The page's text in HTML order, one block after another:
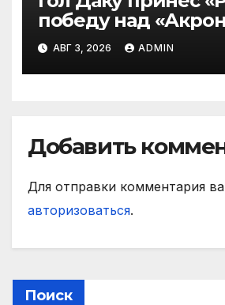
победу над
матче РПЛ
АВГ 3, 2026 ADMIN
Добавить
Для отправки комментария
авторизоваться.
Поиск